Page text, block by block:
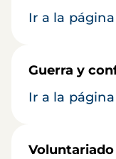
Ir a la
Guerra y
Ir a la
Voluntariado